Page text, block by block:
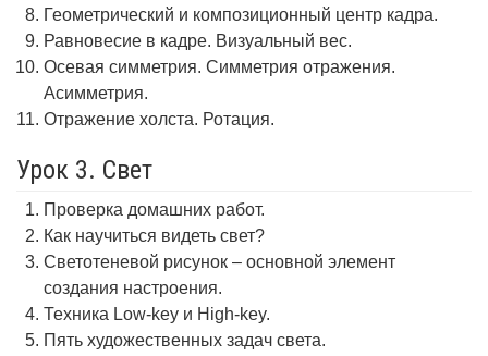
Геометрический и композиционный центр кадра.
Равновесие в кадре. Визуальный вес.
Осевая симметрия. Симметрия отражения.
Асимметрия.
Отражение холста. Ротация.
Урок 3. Свет
Проверка домашних работ.
Как научиться видеть свет?
Светотеневой рисунок – основной элемент
создания настроения.
Техника Low-key и High-key.
Пять художественных задач света.